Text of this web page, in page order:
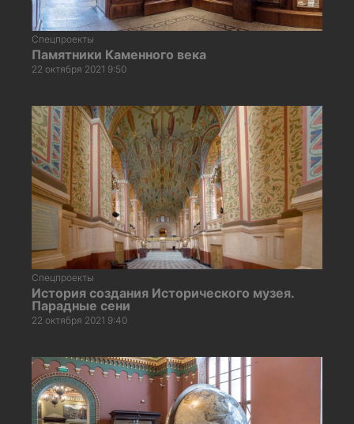
Спецпроекты
Памятники Каменного века
22 октября 2021 9:50
Спецпроекты
История создания Исторического музея.
Парадные сени
22 октября 2021 9:40